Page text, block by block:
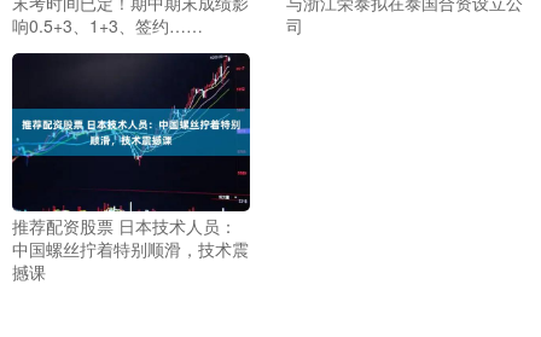
响0.5+3、1+3、签约……
司
推荐配资股票 日本技术人员：
中国螺丝拧着特别顺滑，技术震
撼课